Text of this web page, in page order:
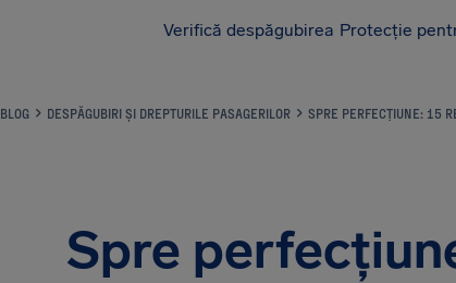
Verifică despăgubirea Protecție
BLOG DESPĂGUBIRI ȘI DREPTURILE PASAGERILOR SPRE PERFECȚIUNE: 15
Spre